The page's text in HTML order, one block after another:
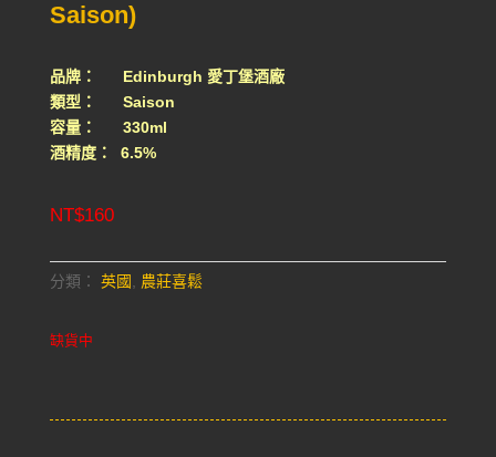
Saison)
品牌： Edinburgh 愛丁堡酒廠
類型： Saison
容量： 330ml
酒精度： 6.5%
NT$160
分類： 英國, 農莊喜鬆
缺貨中